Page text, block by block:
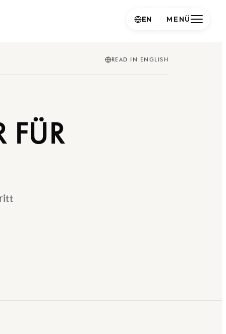
READ IN ENGLISH
FÜR
MENÜ
EN